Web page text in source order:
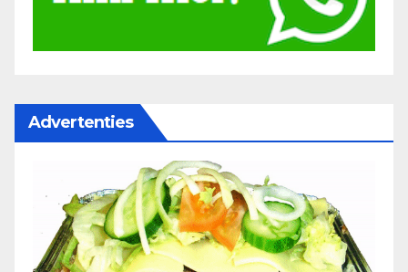
Advertenties